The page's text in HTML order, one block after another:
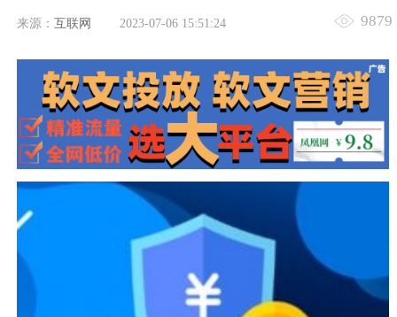
来源： 互联网 2023-07-06 15:51:24 9879